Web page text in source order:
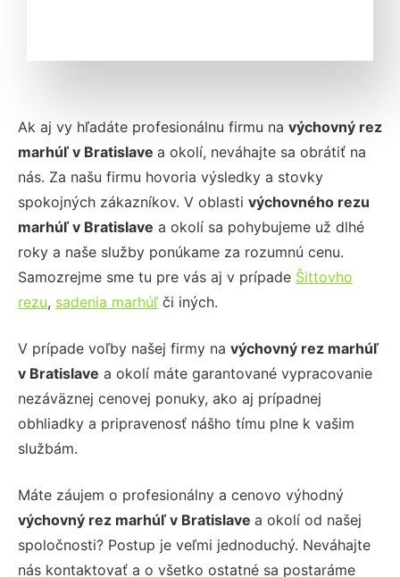
Ak aj vy hľadáte profesionálnu firmu na výchovný rez
marhúľ v Bratislave a okolí, neváhajte sa obrátiť na
nás. Za našu firmu hovoria výsledky a stovky
spokojných zákazníkov. V oblasti výchovného rezu
marhúľ v Bratislave a okolí sa pohybujeme už dlhé
roky a naše služby ponúkame za rozumnú cenu.
Samozrejme sme tu pre vás aj v prípade Šittovho
rezu, sadenia marhúľ či iných.
V prípade voľby našej firmy na výchovný rez marhúľ
v Bratislave a okolí máte garantované vypracovanie
nezáväznej cenovej ponuky, ako aj prípadnej
obhliadky a pripravenosť nášho tímu plne k vašim
službám.
Máte záujem o profesionálny a cenovo výhodný
výchovný rez marhúľ v Bratislave a okolí od našej
spoločnosti? Postup je veľmi jednoduchý. Neváhajte
nás kontaktovať a o všetko ostatné sa postaráme